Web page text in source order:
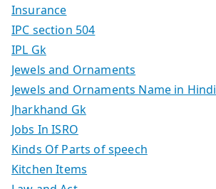
Insurance
IPC section 504
IPL Gk
Jewels and Ornaments
Jewels and Ornaments Name in Hindi
Jharkhand Gk
Jobs In ISRO
Kinds Of Parts of speech
Kitchen Items